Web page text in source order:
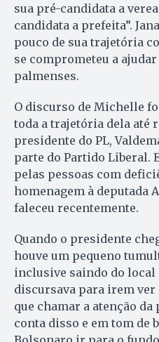
sua pré-candidata a
candidata a prefeita”.
pouco de sua trajetória
se comprometeu a
palmenses.
O discurso de Michelle
toda a trajetória dela até
presidente do PL,
parte do Partido Liberal.
pelas pessoas com
homenagem à deputada
faleceu recentemente.
Quando o presidente
houve um pequeno
inclusive saindo do
discursava para irem ver
que chamar a atenção
conta disso e em tom de